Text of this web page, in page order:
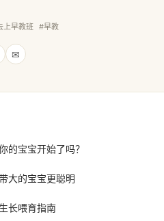
上早教班 #早教
✉
的宝宝开始了吗？
大的宝宝更聪明
长喂育指南